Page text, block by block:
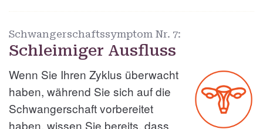
Schwangerschaftssymptom Nr. 7:
Schleimiger Ausfluss
Wenn Sie Ihren Zyklus überwacht
haben, während Sie sich auf die
Schwangerschaft vorbereitet
haben, wissen Sie bereits, dass